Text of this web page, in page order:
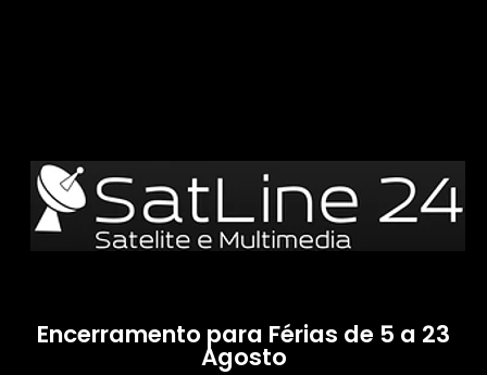
Encerramento para Férias de 5 a 23
Agosto